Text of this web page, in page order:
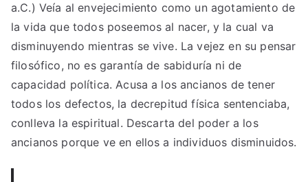
a.C.) Veía al envejecimiento como un agotamiento de
la vida que todos poseemos al nacer, y la cual va
disminuyendo mientras se vive. La vejez en su pensar
filosófico, no es garantía de sabiduría ni de
capacidad política. Acusa a los ancianos de tener
todos los defectos, la decrepitud física sentenciaba,
conlleva la espiritual. Descarta del poder a los
ancianos porque ve en ellos a individuos disminuidos.